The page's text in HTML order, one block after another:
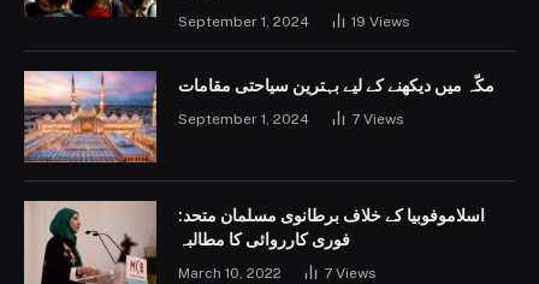
September 1, 2024 19 Views
مکّہ میں دیکھنے کے لیے بہترین سیاحتی مقامات
September 1, 2024 7 Views
اسلاموفوبیا کے خلاف برطانوی مسلمان متحد:
فوری کارروائی کا مطالبہ
March 10, 2022 7 Views